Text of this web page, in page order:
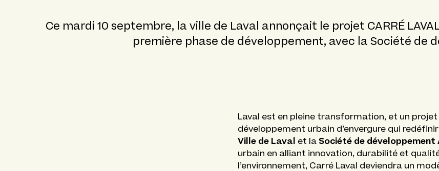
Ce mardi 10 septembre, la ville de Laval annonçait le projet CARRÉ
première phase de développement, avec la Société de
Laval est en pleine transformation, et un
développement urbain d’envergure qui
Ville de Laval et la Société de développement
urbain en alliant innovation, durabilité et
l’environnement, Carré Laval deviendra un